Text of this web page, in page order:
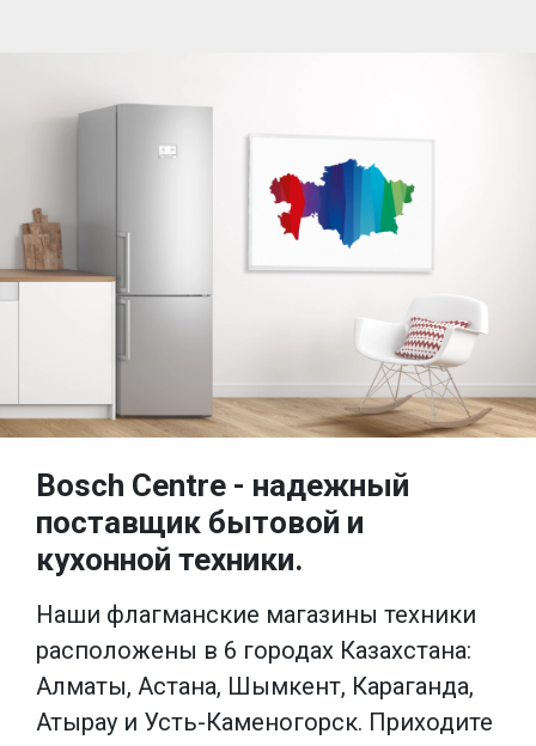
Bosch Centre - надежный
поставщик бытовой и
кухонной техники.
Наши флагманские магазины техники
расположены в 6 городах Казахстана:
Алматы, Астана, Шымкент, Караганда,
Атырау и Усть-Каменогорск. Приходите